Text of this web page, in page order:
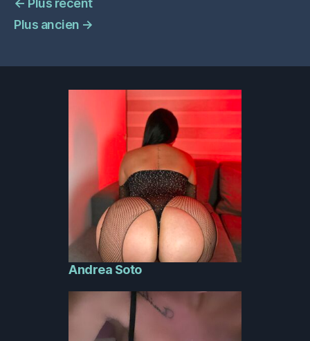
Plus ancien →
Andrea Soto